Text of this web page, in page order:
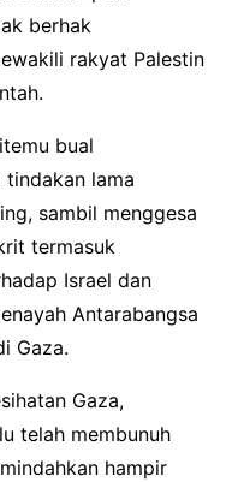
berhak
rakyat Palestin
bual
lama
sambil menggesa
termasuk
Israel dan
Antarabangsa
Gaza.
Gaza,
telah membunuh
hampir